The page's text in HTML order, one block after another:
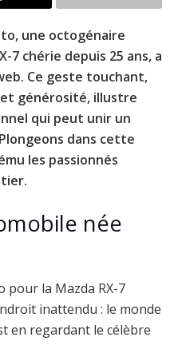
une octogénaire
7 chérie depuis 25 ans, a
Ce geste touchant,
générosité, illustre
qui peut unir un
dans cette
les passionnés
née
pour la Mazda RX-7
inattendu : le monde
en regardant le célèbre